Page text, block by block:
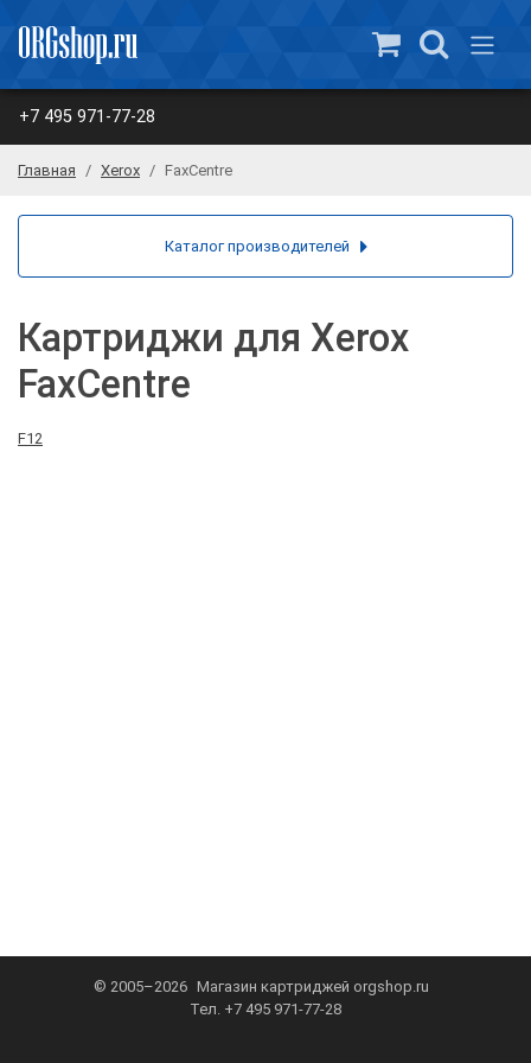
+7 495 971-77-28
Главная Xerox FaxCentre
Картриджи для Xerox
FaxCentre
F12
© 2005–2026 Магазин картриджей orgshop.ru
Тел. +7 495 971-77-28